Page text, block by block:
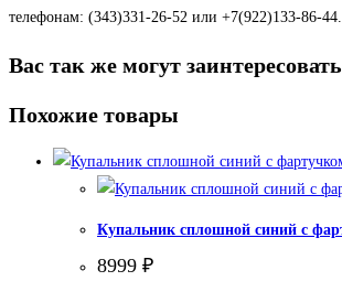
телефонам: (343)331-26-52 или +7(922)133-86-44.
Вас так же могут заинтересовать
Похожие товары
Купальник сплошной синий с
8999 ₽